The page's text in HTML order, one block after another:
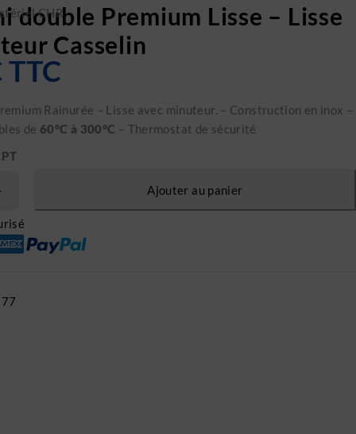
CHR
double Premium Lisse – Lisse
Casselin
TTC
Rainurée – Lisse avec minuteur. – Construction en inox –
de 60°C à 300°C – Thermostat de sécurité
Ajouter au panier